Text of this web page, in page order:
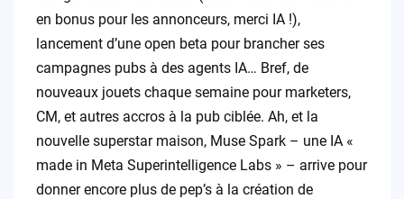
en bonus pour les annonceurs, merci IA !),
lancement d’une open beta pour brancher ses
campagnes pubs à des agents IA… Bref, de
nouveaux jouets chaque semaine pour marketers,
CM, et autres accros à la pub ciblée. Ah, et la
nouvelle superstar maison, Muse Spark – une IA «
made in Meta Superintelligence Labs » – arrive pour
donner encore plus de pep’s à la création de